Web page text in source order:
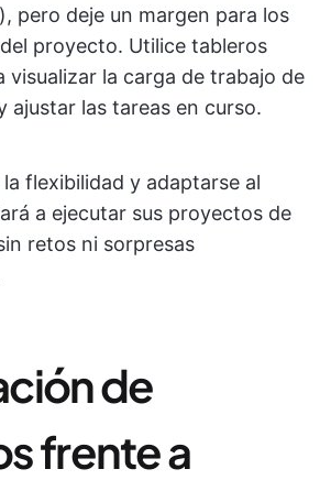
pero deje un margen para los
proyecto. Utilice tableros
visualizar la carga de trabajo de
ajustar las tareas en curso.
flexibilidad y adaptarse al
a ejecutar sus proyectos de
retos ni sorpresas
de
frente a